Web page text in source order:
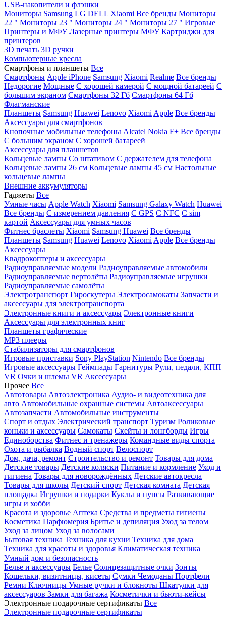
USB-накопители и флэшки
Мониторы Samsung LG DELL Xiaomi Все бренды Мониторы
22 " Мониторы 23 " Мониторы 24 " Мониторы 27 " Игровые
Принтеры и МФУ Лазерные принтеры МФУ Картриджи для
принтеров
3D печать 3D ручки
Компьютерные кресла
Смартфоны и планшеты Все
Смартфоны Apple iPhone Samsung Xiaomi Realme Все бренды
Недорогие Мощные С хорошей камерой С мощной батареей С
большим экраном Смартфоны 32 Гб Смартфоны 64 Гб
Флагманские
Планшеты Samsung Huawei Lenovo Xiaomi Apple Все бренды
Аксессуары для смартфонов
Кнопочные мобильные телефоны Alcatel Nokia F+ Все бренды
С большим экраном С хорошей батареей
Аксессуары для планшетов
Кольцевые лампы Со штативом C держателем для телефона
Кольцевые лампы 26 см Кольцевые лампы 45 см Настольные
кольцевые лампы
Внешние аккумуляторы
Гаджеты Все
Умные часы Apple Watch Xiaomi Samsung Galaxy Watch Huawei
Все бренды C измерением давления C GPS C NFC C sim
картой Аксессуары для умных часов
Фитнес браслеты Xiaomi Samsung Huawei Все бренды
Планшеты Samsung Huawei Lenovo Xiaomi Apple Все бренды
Аксессуары
Квадрокоптеры и аксессуары
Радиоуправляемые модели Радиоуправляемые автомобили
Радиоуправляемые вертолёты Радиоуправляемые игрушки
Радиоуправляемые самолёты
Электротранспорт Гироскутеры Электросамокаты Запчасти и
аксессуары для электротранспорта
Электронные книги и аксессуары Электронные книги
Аксессуары для электронных книг
Планшеты графические
MP3 плееры
Стабилизаторы для смартфонов
Игровые приставки Sony PlayStation Nintendo Все бренды
Игровые аксессуары Геймпады Гарнитуры Рули, педали, КПП
VR Очки и шлемы VR Аксессуары
Прочее Все
Автотовары Автоэлектроника Аудио- и видеотехника для
авто Автомобильные охранные системы Автоаксессуары
Автозапчасти Автомобильные инструменты
Спорт и отдых Электрический транспорт Туризм Роликовые
коньки и аксессуары Самокаты Скейты и лонгборды Игры
Единоборства Фитнес и тренажеры Командные виды спорта
Охота и рыбалка Водный спорт Велоспорт
Дом, дача, ремонт Строительство и ремонт Товары для дома
Детские товары Детские коляски Питание и кормление Уход и
гигиена Товары для новорождённых Детские автокресла
Товары для школы Детский спорт Детская комната Детская
площадка Игрушки и подарки Куклы и пупсы Развивающие
игры и хобби
Красота и здоровье Аптека Средства и предметы гигиены
Косметика Парфюмерия Бритье и депиляция Уход за телом
Уход за лицом Уход за волосами
Бытовая техника Техника для кухни Техника для дома
Техника для красоты и здоровья Климатическая техника
Умный дом и безопасность
Белье и аксессуары Белье Солнцезащитные очки Зонты
Кошельки, визитницы, кисеты Сумки Чемоданы Портфели
Ремни Ключницы Умные ручки и блокноты Шкатулки для
аксессуаров Замки для багажа Косметички и бьюти-кейсы
Электронные подарочные сертификаты Все
Электронные подарочные сертификаты